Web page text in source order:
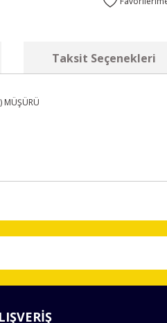
Taksit Seçenekleri
MÜŞÜRÜ